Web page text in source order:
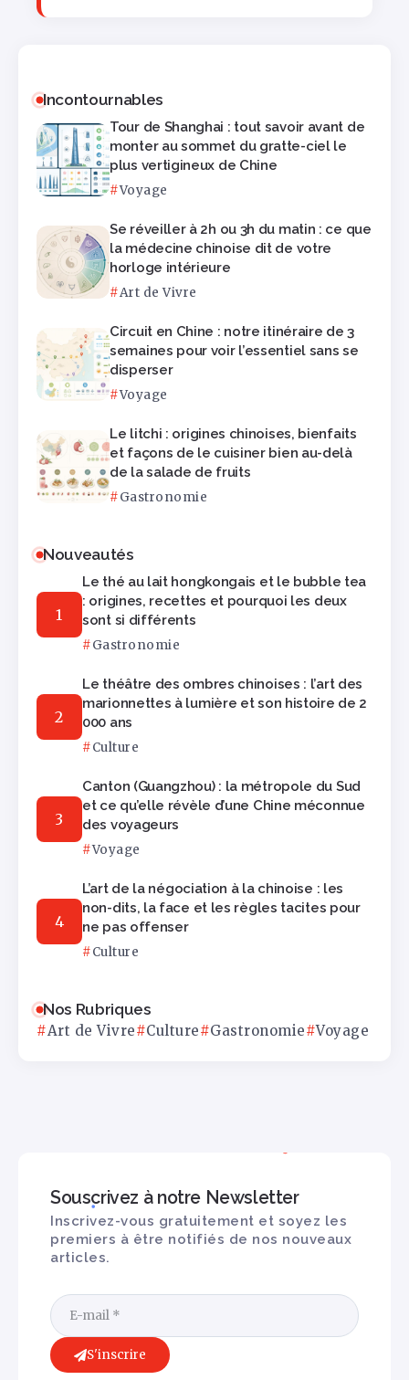
Incontournables
Tour de Shanghai : tout savoir avant de
monter au sommet du gratte-ciel le
plus vertigineux de Chine
Voyage
Se réveiller à 2h ou 3h du matin : ce que
la médecine chinoise dit de votre
horloge intérieure
Art de Vivre
Circuit en Chine : notre itinéraire de 3
semaines pour voir l’essentiel sans se
disperser
Voyage
Le litchi : origines chinoises, bienfaits
et façons de le cuisiner bien au-delà
de la salade de fruits
Gastronomie
Nouveautés
Le thé au lait hongkongais et le bubble tea
: origines, recettes et pourquoi les deux
sont si différents
Gastronomie
Le théâtre des ombres chinoises : l’art des
marionnettes à lumière et son histoire de 2
000 ans
Culture
Canton (Guangzhou) : la métropole du Sud
et ce qu’elle révèle d’une Chine méconnue
des voyageurs
Voyage
L’art de la négociation à la chinoise : les
non-dits, la face et les règles tacites pour
ne pas offenser
Culture
Nos Rubriques
Art de Vivre Culture Gastronomie Voyage
Souscrivez à notre Newsletter
Inscrivez-vous gratuitement et soyez les
premiers à être notifiés de nos nouveaux
articles.
S'inscrire